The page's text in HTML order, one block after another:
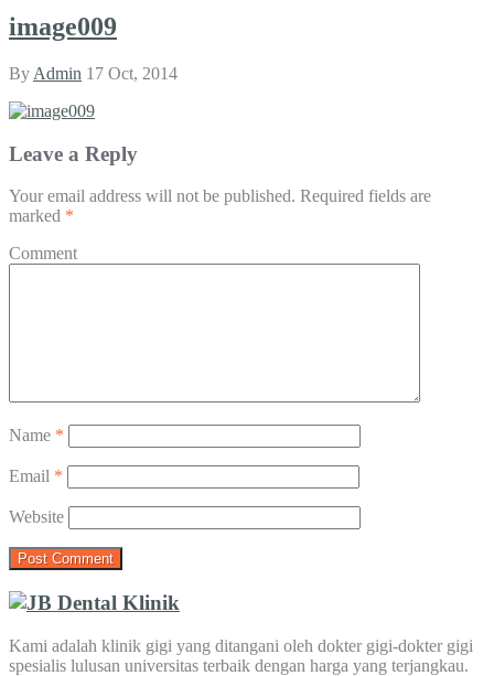
image009
By Admin 17 Oct, 2014
Leave a Reply
Your email address will not be published. Required fields are
marked *
Comment
Name *
Email *
Website
Kami adalah klinik gigi yang ditangani oleh dokter gigi-dokter gigi
spesialis lulusan universitas terbaik dengan harga yang terjangkau.